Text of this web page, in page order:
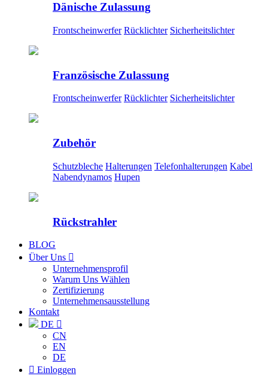
Dänische Zulassung
Frontscheinwerfer Rücklichter Sicherheitslichter
Französische Zulassung
Frontscheinwerfer Rücklichter Sicherheitslichter
Zubehör
Schutzbleche Halterungen Telefonhalterungen Kabel
Nabendynamos Hupen
Rückstrahler
BLOG
Über Uns 
Unternehmensprofil
Warum Uns Wählen
Zertifizierung
Unternehmensausstellung
Kontakt
DE 
CN
EN
DE
 Einloggen